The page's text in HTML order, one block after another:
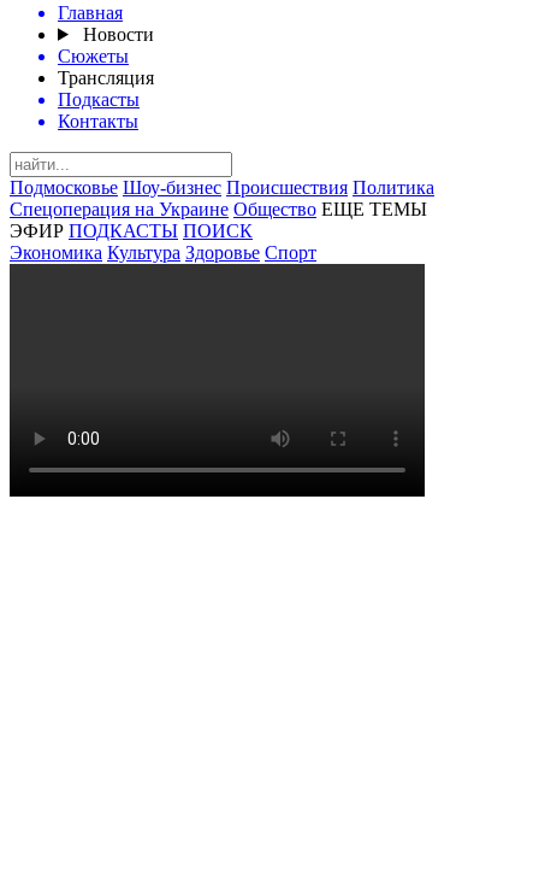
Главная
Новости
Сюжеты
Трансляция
Подкасты
Контакты
Подмосковье Шоу-бизнес Происшествия Политика
Спецоперация на Украине Общество ЕЩЕ ТЕМЫ
ЭФИР ПОДКАСТЫ ПОИСК
Экономика Культура Здоровье Спорт